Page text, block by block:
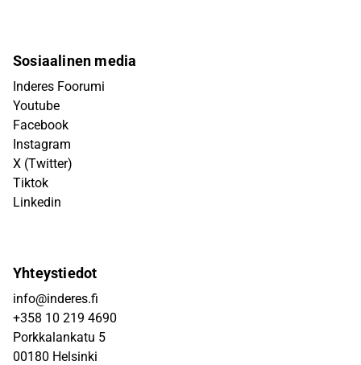
Sosiaalinen media
Inderes Foorumi
Youtube
Facebook
Instagram
X (Twitter)
Tiktok
Linkedin
Yhteystiedot
info@inderes.fi
+358 10 219 4690
Porkkalankatu 5
00180 Helsinki